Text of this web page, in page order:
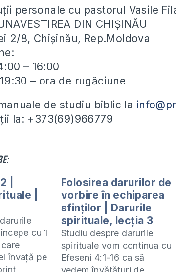
personale cu pastorul Vasile
DIN CHIȘINĂU
2/8, Chișinău, Rep.Moldova
– 16:00
– ora de rugăciune
de studiu biblic la
la: +373(69)966779
|
|
cu 1
învață pe
Folosirea darurilor de
vorbire în echiparea
sfinților | Darurile
spirituale, lecția 3
Studiu despre darurile
spirituale vom continua cu
Efeseni 4:1-16 ca să